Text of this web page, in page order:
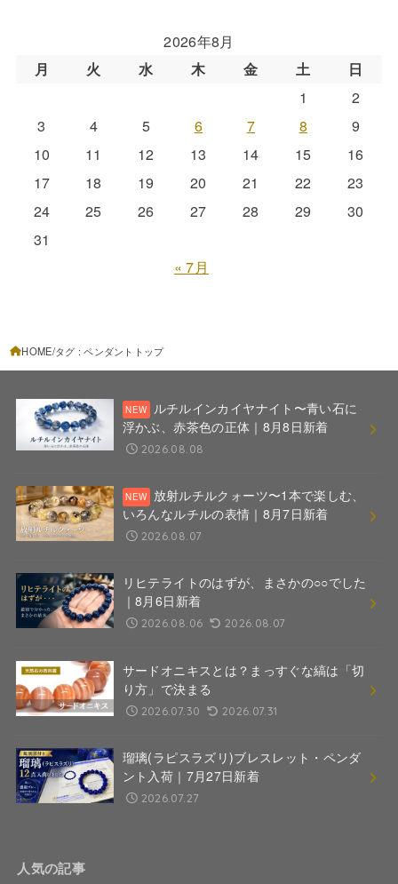
2026年8月
月
火 水 木 金 土
日
1
2
3
4 5 6 7 8
9
10
11 12 13 14 15
16
17
18 19 20 21 22
23
24
25 26 27 28 29
30
31
« 7月
HOME タグ : ペンダントトップ
ルチルインカイヤナイト〜青い石に
浮かぶ、赤茶色の正体｜8月8日新着
2026.08.08
放射ルチルクォーツ〜1本で楽しむ、
いろんなルチルの表情｜8月7日新着
2026.08.07
リヒテライトのはずが、まさかの○○でした
｜8月6日新着
2026.08.06 2026.08.07
サードオニキスとは？まっすぐな縞は「切
り方」で決まる
2026.07.30 2026.07.31
瑠璃(ラピスラズリ)ブレスレット・ペンダ
ント入荷｜7月27日新着
2026.07.27
人気の記事